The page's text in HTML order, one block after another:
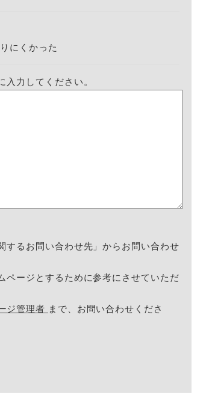
にくかった
力してください。
るお問い合わせ先」からお問い合わせ
ージとするために参考にさせていただ
ジ管理者 まで、お問い合わせくださ